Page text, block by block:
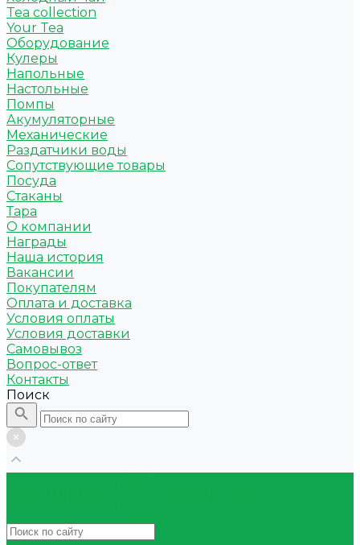
Tea collection
Your Tea
Оборудование
Кулеры
Напольные
Настольные
Помпы
Акумуляторные
Механические
Раздатчики воды
Сопутствующие товары
Посуда
Стаканы
Тара
О компании
Награды
Наша история
Вакансии
Покупателям
Оплата и доставка
Условия оплаты
Условия доставки
Самовывоз
Вопрос-ответ
Контакты
Поиск